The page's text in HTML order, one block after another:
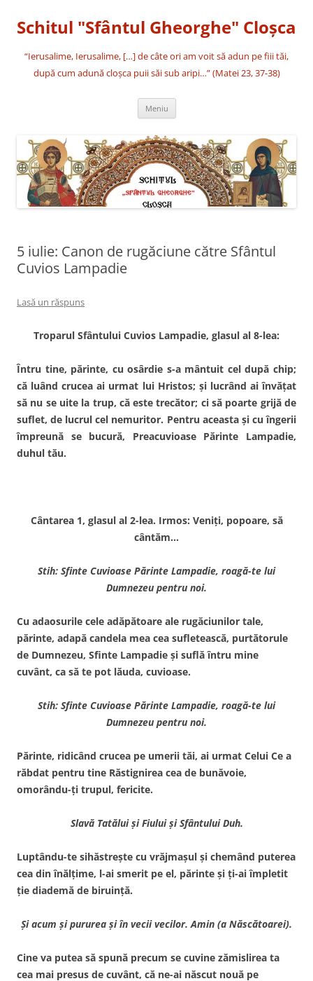
conținut
Schitul "Sfântul Gheorghe" Cloşca
“Ierusalime, Ierusalime, […] de câte ori am voit să adun pe fiii tăi,
după cum adună cloşca puii săi sub aripi…” (Matei 23, 37-38)
Meniu
5 iulie: Canon de rugăciune către Sfântul
Cuvios Lampadie
Lasă un răspuns
Troparul Sfântului Cuvios Lampadie, glasul al 8-lea:
Întru tine, părinte, cu osârdie s-a mântuit cel după chip;
că luând crucea ai urmat lui Hristos; şi lucrând ai învăţat
să nu se uite la trup, că este trecător; ci să poarte grijă de
suflet, de lucrul cel nemuritor. Pentru aceasta şi cu îngerii
împreună se bucură, Preacuvioase Părinte Lampadie,
duhul tău.
Cântarea 1, glasul al 2-lea. Irmos: Veniţi, popoare, să
cântăm…
Stih: Sfinte Cuvioase Părinte Lampadie, roagă-te lui
Dumnezeu pentru noi.
Cu adaosurile cele adăpătoare ale rugăciunilor tale,
părinte, adapă candela mea cea sufletească, purtătorule
de Dumnezeu, Sfinte Lampadie şi suflă întru mine
cuvânt, ca să te pot lăuda, cuvioase.
Stih: Sfinte Cuvioase Părinte Lampadie, roagă-te lui
Dumnezeu pentru noi.
Părinte, ridicând crucea pe umerii tăi, ai urmat Celui Ce a
răbdat pentru tine Răstignirea cea de bunăvoie,
omorându-ţi trupul, fericite.
Slavă Tatălui şi Fiului şi Sfântului Duh.
Luptându-te sihăstreşte cu vrăjmaşul şi chemând puterea
cea din înălţime, l-ai smerit pe el, părinte şi ţi-ai împletit
ţie diademă de biruinţă.
Şi acum şi pururea şi în vecii vecilor. Amin (a Născătoarei).
Cine va putea să spună precum se cuvine zămislirea ta
cea mai presus de cuvânt, că ne-ai născut nouă pe